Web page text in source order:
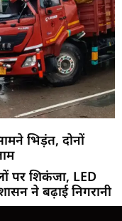
भिड़ंत, दोनों
पर शिकंजा, LED
ने बढ़ाई निगरानी